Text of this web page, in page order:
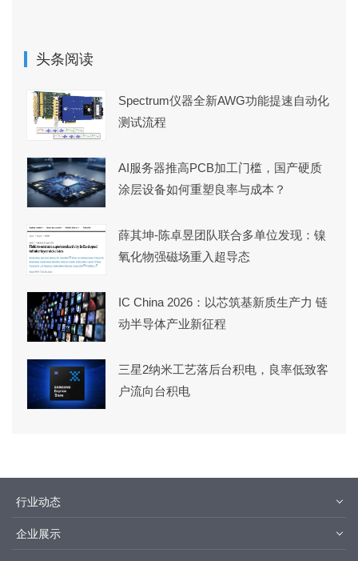
头条阅读
Spectrum仪器全新AWG功能提速自动化
测试流程
AI服务器推高PCB加工门槛，国产硬质
涂层设备如何重塑良率与成本？
薛其坤-陈卓昱团队联合多单位发现：镍
氧化物强磁场重入超导态
IC China 2026：以芯筑基新质生产力 链
动半导体产业新征程
三星2纳米工艺落后台积电，良率低致客
户流向台积电
行业动态
企业展示